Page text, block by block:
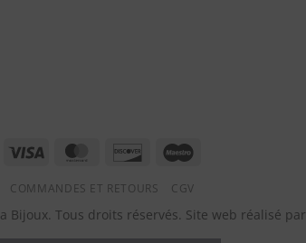
Visa MasterCardDiscover
COMMANDES ET RETOURS CGV
Bijoux. Tous droits réservés. Site web réalisé par